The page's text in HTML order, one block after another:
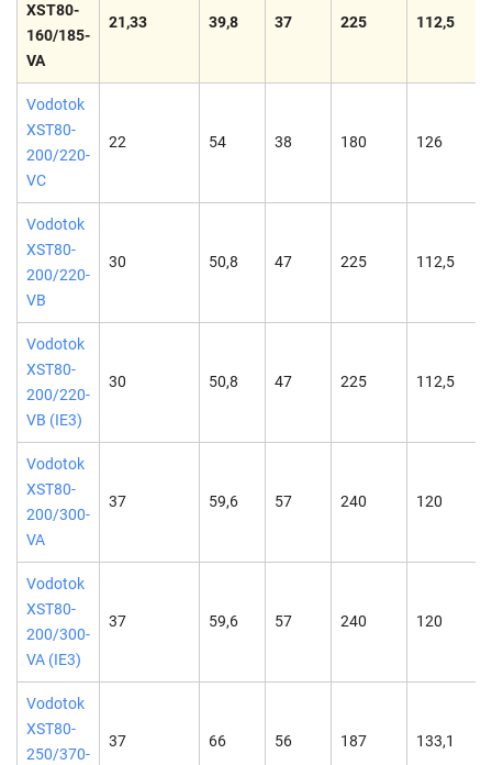
XST80-
160/185-
VA
21,33 39,8 37 225 112,5
Vodotok
XST80-
200/220-
VC
22 54 38 180 126
Vodotok
XST80-
200/220-
VB
30 50,8 47 225 112,5
Vodotok
XST80-
200/220-
VB (IE3)
30 50,8 47 225 112,5
Vodotok
XST80-
200/300-
VA
37 59,6 57 240 120
Vodotok
XST80-
200/300-
VA (IE3)
37 59,6 57 240 120
Vodotok
XST80-
250/370-
37 66 56 187 133,1